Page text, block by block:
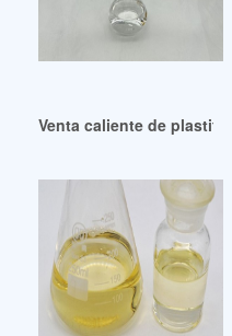
Venta caliente de